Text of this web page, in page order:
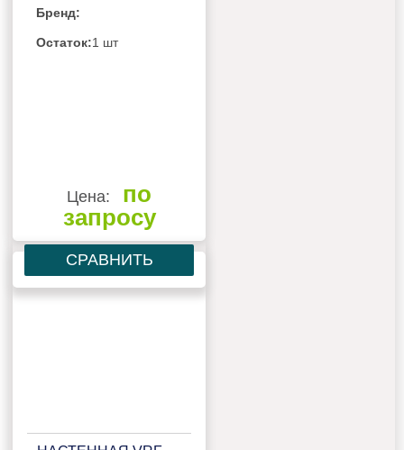
Бренд:
Остаток:1 шт
Цена:
по
запросу
СРАВНИТЬ